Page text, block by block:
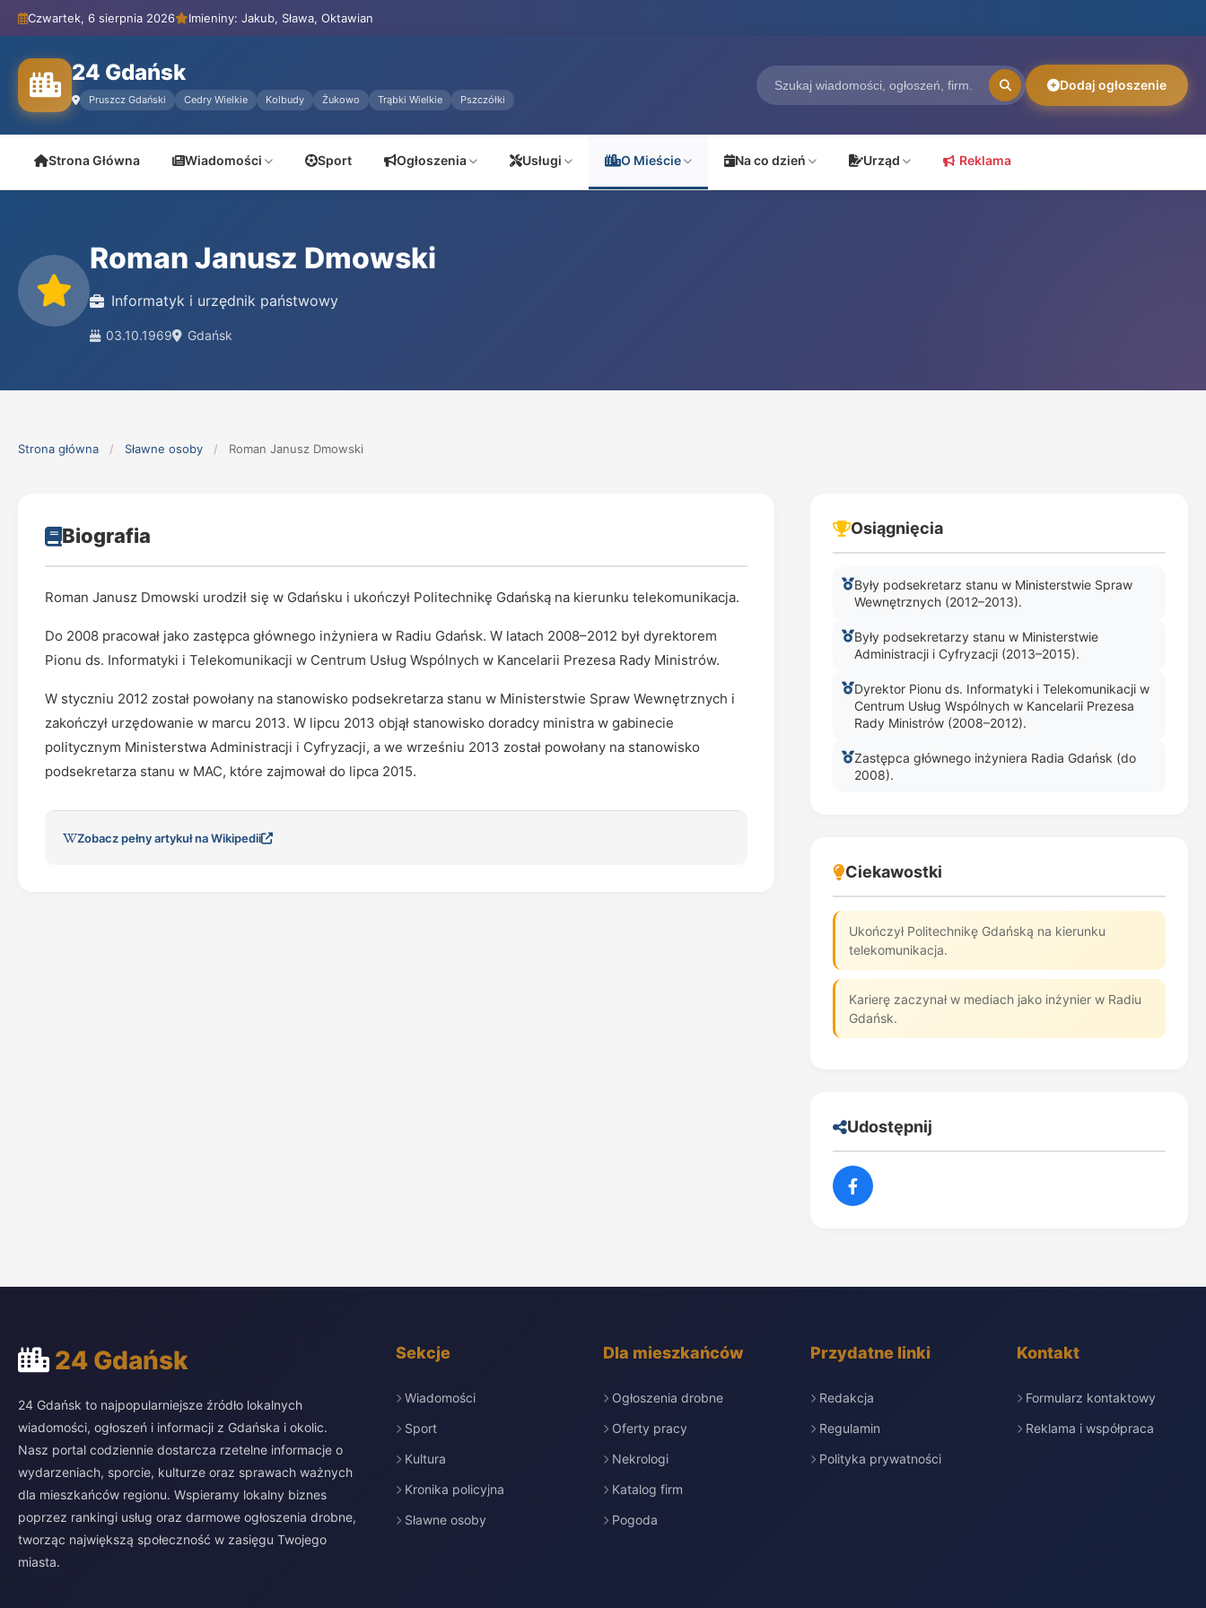
Czwartek, 6 sierpnia 2026 Imieniny: Jakub, Sława, Oktawian
24 Gdańsk
Pruszcz Gdański Cedry Wielkie Kolbudy Żukowo Trąbki Wielkie Pszczółki
Dodaj ogłoszenie
Strona Główna Wiadomości Sport Ogłoszenia Usługi O Mieście Na co dzień Urząd Reklama
Roman Janusz Dmowski
Informatyk i urzędnik państwowy
03.10.1969 Gdańsk
Strona główna / Sławne osoby / Roman Janusz Dmowski
Biografia
Roman Janusz Dmowski urodził się w Gdańsku i ukończył Politechnikę Gdańską na kierunku telekomunikacja.
Do 2008 pracował jako zastępca głównego inżyniera w Radiu Gdańsk. W latach 2008–2012 był dyrektorem
Pionu ds. Informatyki i Telekomunikacji w Centrum Usług Wspólnych w Kancelarii Prezesa Rady Ministrów.
W styczniu 2012 został powołany na stanowisko podsekretarza stanu w Ministerstwie Spraw Wewnętrznych i
zakończył urzędowanie w marcu 2013. W lipcu 2013 objął stanowisko doradcy ministra w gabinecie
politycznym Ministerstwa Administracji i Cyfryzacji, a we wrześniu 2013 został powołany na stanowisko
podsekretarza stanu w MAC, które zajmował do lipca 2015.
Zobacz pełny artykuł na Wikipedii
Osiągnięcia
Były podsekretarz stanu w Ministerstwie Spraw
Wewnętrznych (2012–2013).
Były podsekretarzy stanu w Ministerstwie
Administracji i Cyfryzacji (2013–2015).
Dyrektor Pionu ds. Informatyki i Telekomunikacji w
Centrum Usług Wspólnych w Kancelarii Prezesa
Rady Ministrów (2008–2012).
Zastępca głównego inżyniera Radia Gdańsk (do
2008).
Ciekawostki
Ukończył Politechnikę Gdańską na kierunku
telekomunikacja.
Karierę zaczynał w mediach jako inżynier w Radiu
Gdańsk.
Udostępnij
24 Gdańsk
24 Gdańsk to najpopularniejsze źródło lokalnych
wiadomości, ogłoszeń i informacji z Gdańska i okolic.
Nasz portal codziennie dostarcza rzetelne informacje o
wydarzeniach, sporcie, kulturze oraz sprawach ważnych
dla mieszkańców regionu. Wspieramy lokalny biznes
poprzez rankingi usług oraz darmowe ogłoszenia drobne,
tworząc największą społeczność w zasięgu Twojego
miasta.
Sekcje
Wiadomości
Sport
Kultura
Kronika policyjna
Sławne osoby
Dla mieszkańców
Ogłoszenia drobne
Oferty pracy
Nekrologi
Katalog firm
Pogoda
Przydatne linki
Redakcja
Regulamin
Polityka prywatności
Kontakt
Formularz kontaktowy
Reklama i współpraca